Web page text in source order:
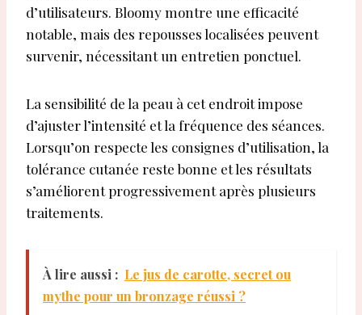
d’utilisateurs. Bloomy montre une efficacité
notable, mais des repousses localisées peuvent
survenir, nécessitant un entretien ponctuel.
La sensibilité de la peau à cet endroit impose
d’ajuster l’intensité et la fréquence des séances.
Lorsqu’on respecte les consignes d’utilisation, la
tolérance cutanée reste bonne et les résultats
s’améliorent progressivement après plusieurs
traitements.
À lire aussi : Le jus de carotte, secret ou
mythe pour un bronzage réussi ?